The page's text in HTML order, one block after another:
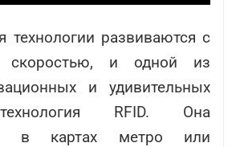
развиваются с
скоростью, и одной из
и удивительных
RFID. Она
в картах метро или